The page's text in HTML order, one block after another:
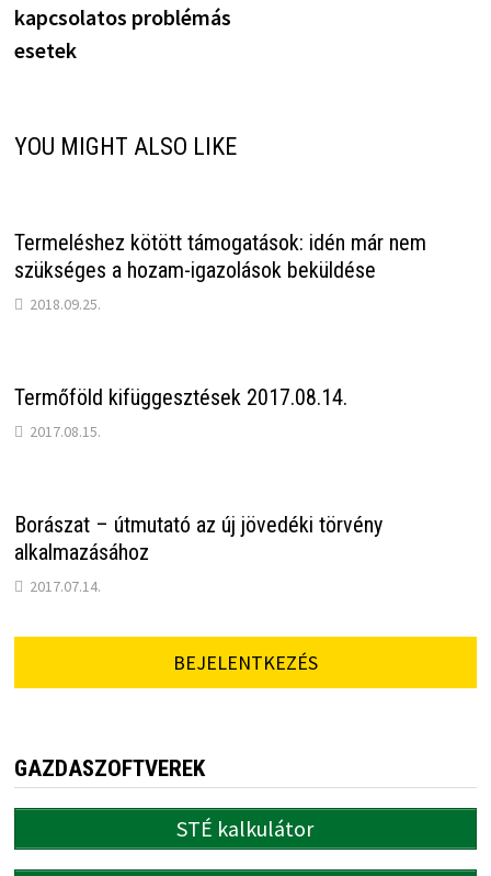
kapcsolatos problémás
esetek
YOU MIGHT ALSO LIKE
Termeléshez kötött támogatások: idén már nem
szükséges a hozam-igazolások beküldése
2018.09.25.
Termőföld kifüggesztések 2017.08.14.
2017.08.15.
Borászat – útmutató az új jövedéki törvény
alkalmazásához
2017.07.14.
BEJELENTKEZÉS
GAZDASZOFTVEREK
STÉ kalkulátor